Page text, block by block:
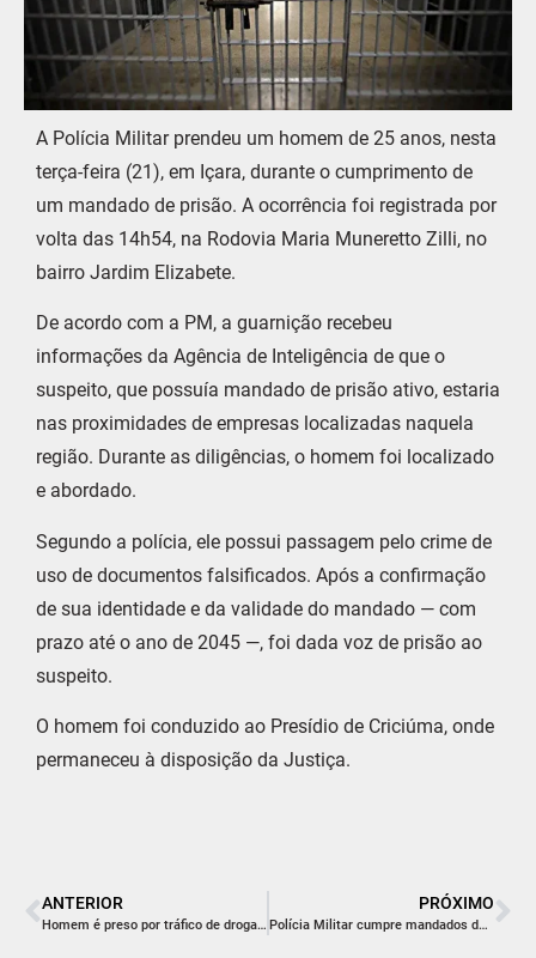
A Polícia Militar prendeu um homem de 25 anos, nesta
terça-feira (21), em Içara, durante o cumprimento de
um mandado de prisão. A ocorrência foi registrada por
volta das 14h54, na Rodovia Maria Muneretto Zilli, no
bairro Jardim Elizabete.
De acordo com a PM, a guarnição recebeu
informações da Agência de Inteligência de que o
suspeito, que possuía mandado de prisão ativo, estaria
nas proximidades de empresas localizadas naquela
região. Durante as diligências, o homem foi localizado
e abordado.
Segundo a polícia, ele possui passagem pelo crime de
uso de documentos falsificados. Após a confirmação
de sua identidade e da validade do mandado — com
prazo até o ano de 2045 —, foi dada voz de prisão ao
suspeito.
O homem foi conduzido ao Presídio de Criciúma, onde
permaneceu à disposição da Justiça.
ANTERIOR
Homem é preso por tráfico de drogas e porte ilegal de arma de fogo em Forquilhinha
PRÓXIMO
Polícia Militar cumpre mandados de prisão em Siderópolis e Orleans